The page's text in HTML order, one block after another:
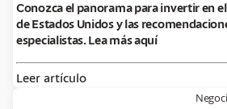
Conozca el panorama para invertir en
de Estados Unidos y las
especialistas. Lea más aquí
Leer artículo